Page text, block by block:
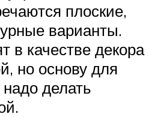
плоские,
варианты.
в качестве декора
но основу для
делать